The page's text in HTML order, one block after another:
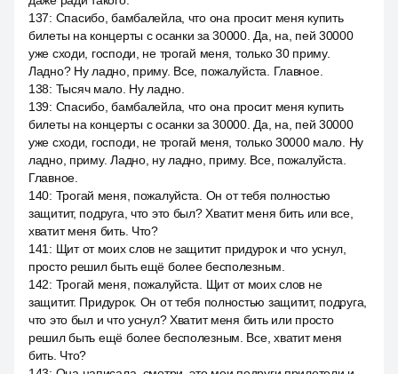
137: Спасибо, бамбалейла, что она просит меня купить
билеты на концерты с осанки за 30000. Да, на, пей 30000
уже сходи, господи, не трогай меня, только 30 приму.
Ладно? Ну ладно, приму. Все, пожалуйста. Главное.
138: Тысяч мало. Ну ладно.
139: Спасибо, бамбалейла, что она просит меня купить
билеты на концерты с осанки за 30000. Да, на, пей 30000
уже сходи, господи, не трогай меня, только 30000 мало. Ну
ладно, приму. Ладно, ну ладно, приму. Все, пожалуйста.
Главное.
140: Трогай меня, пожалуйста. Он от тебя полностью
защитит, подруга, что это был? Хватит меня бить или все,
хватит меня бить. Что?
141 : Щит от моих слов не защитит придурок и что уснул,
просто решил быть ещё более бесполезным.
142: Трогай меня, пожалуйста. Щит от моих слов не
защитит. Придурок. Он от тебя полностью защитит, подруга,
что это был и что уснул? Хватит меня бить или просто
решил быть ещё более бесполезным. Все, хватит меня
бить. Что?